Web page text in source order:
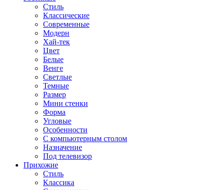
Стиль
Классические
Современные
Модерн
Хай-тек
Цвет
Белые
Венге
Светлые
Темные
Размер
Мини стенки
Форма
Угловые
Особенности
С компьютерным столом
Назначение
Под телевизор
Прихожие
Стиль
Классика